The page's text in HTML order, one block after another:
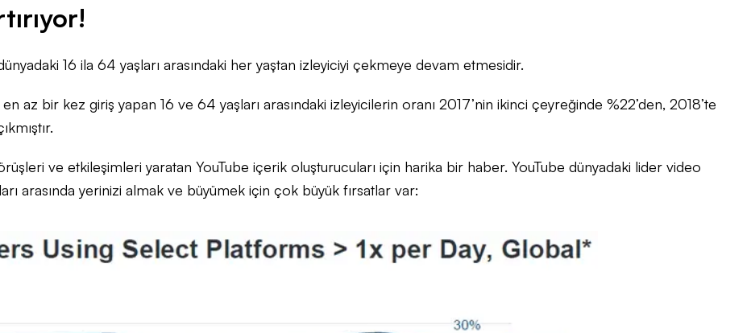
16 ila 64 yaşları arasındaki her yaştan izleyiciyi çekmeye devam etmesidir.
az bir kez giriş yapan 16 ve 64 yaşları arasındaki izleyicilerin oranı 2017’nin ikinci çeyreğinde %22’den, 2018’te
ve etkileşimleri yaratan YouTube içerik oluşturucuları için harika bir haber. YouTube dünyadaki lider video
arasında yerinizi almak ve büyümek için çok büyük fırsatlar var: